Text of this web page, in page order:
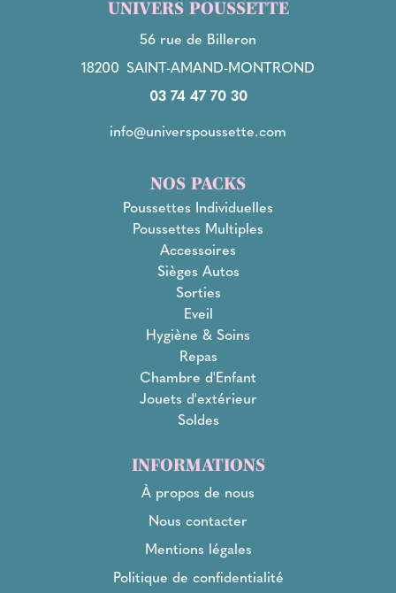
UNIVERS POUSSETTE
56 rue de Billeron
18200 SAINT-AMAND-MONTROND
03 74 47 70 30
info@universpoussette.com
NOS PACKS
Poussettes Individuelles
Poussettes Multiples
Accessoires
Sièges Autos
Sorties
Eveil
Hygiène & Soins
Repas
Chambre d'Enfant
Jouets d'extérieur
Soldes
INFORMATIONS
À propos de nous
Nous contacter
Mentions légales
Politique de confidentialité